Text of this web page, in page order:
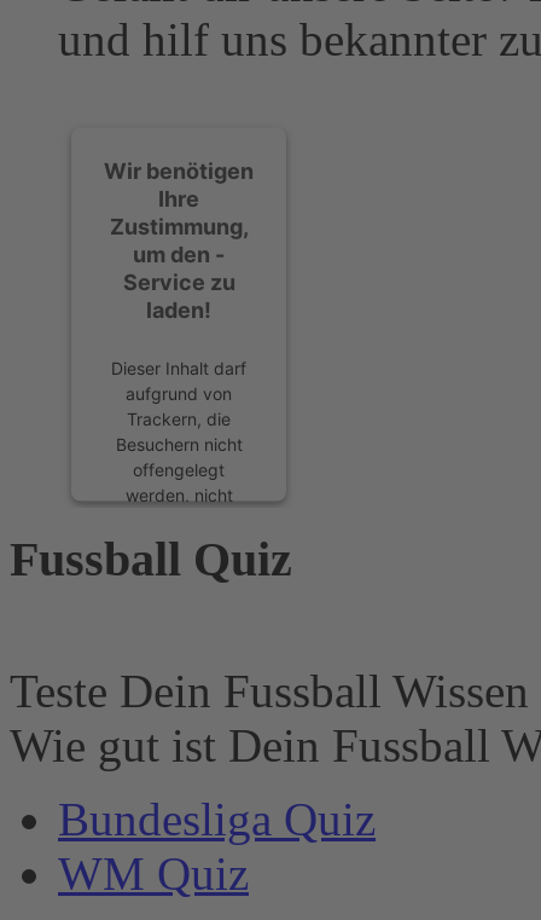
und hilf uns bekannter
Wir benötigen
Ihre
Zustimmung,
um den -
Service zu
laden!
Dieser Inhalt darf
aufgrund von
Trackern, die
Besuchern nicht
offengelegt
werden, nicht
Der Besitzer der
Website muss diese
Liste der
verwendeten
hinzuzufügen.
Usercentrics
Consent
Management
Platform&
Fussball Quiz
Teste Dein Fussball
Wie gut ist Dein Fussball
Bundesliga Quiz
WM Quiz